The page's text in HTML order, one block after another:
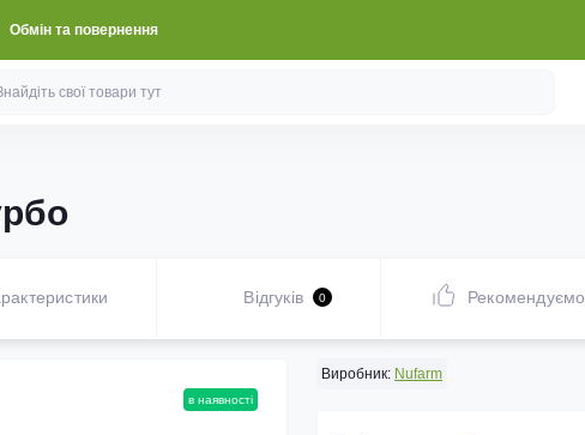
Обмін та повернення
Відгуків 0 Рекомендуємо
в наявності
Виробник: Nufarm